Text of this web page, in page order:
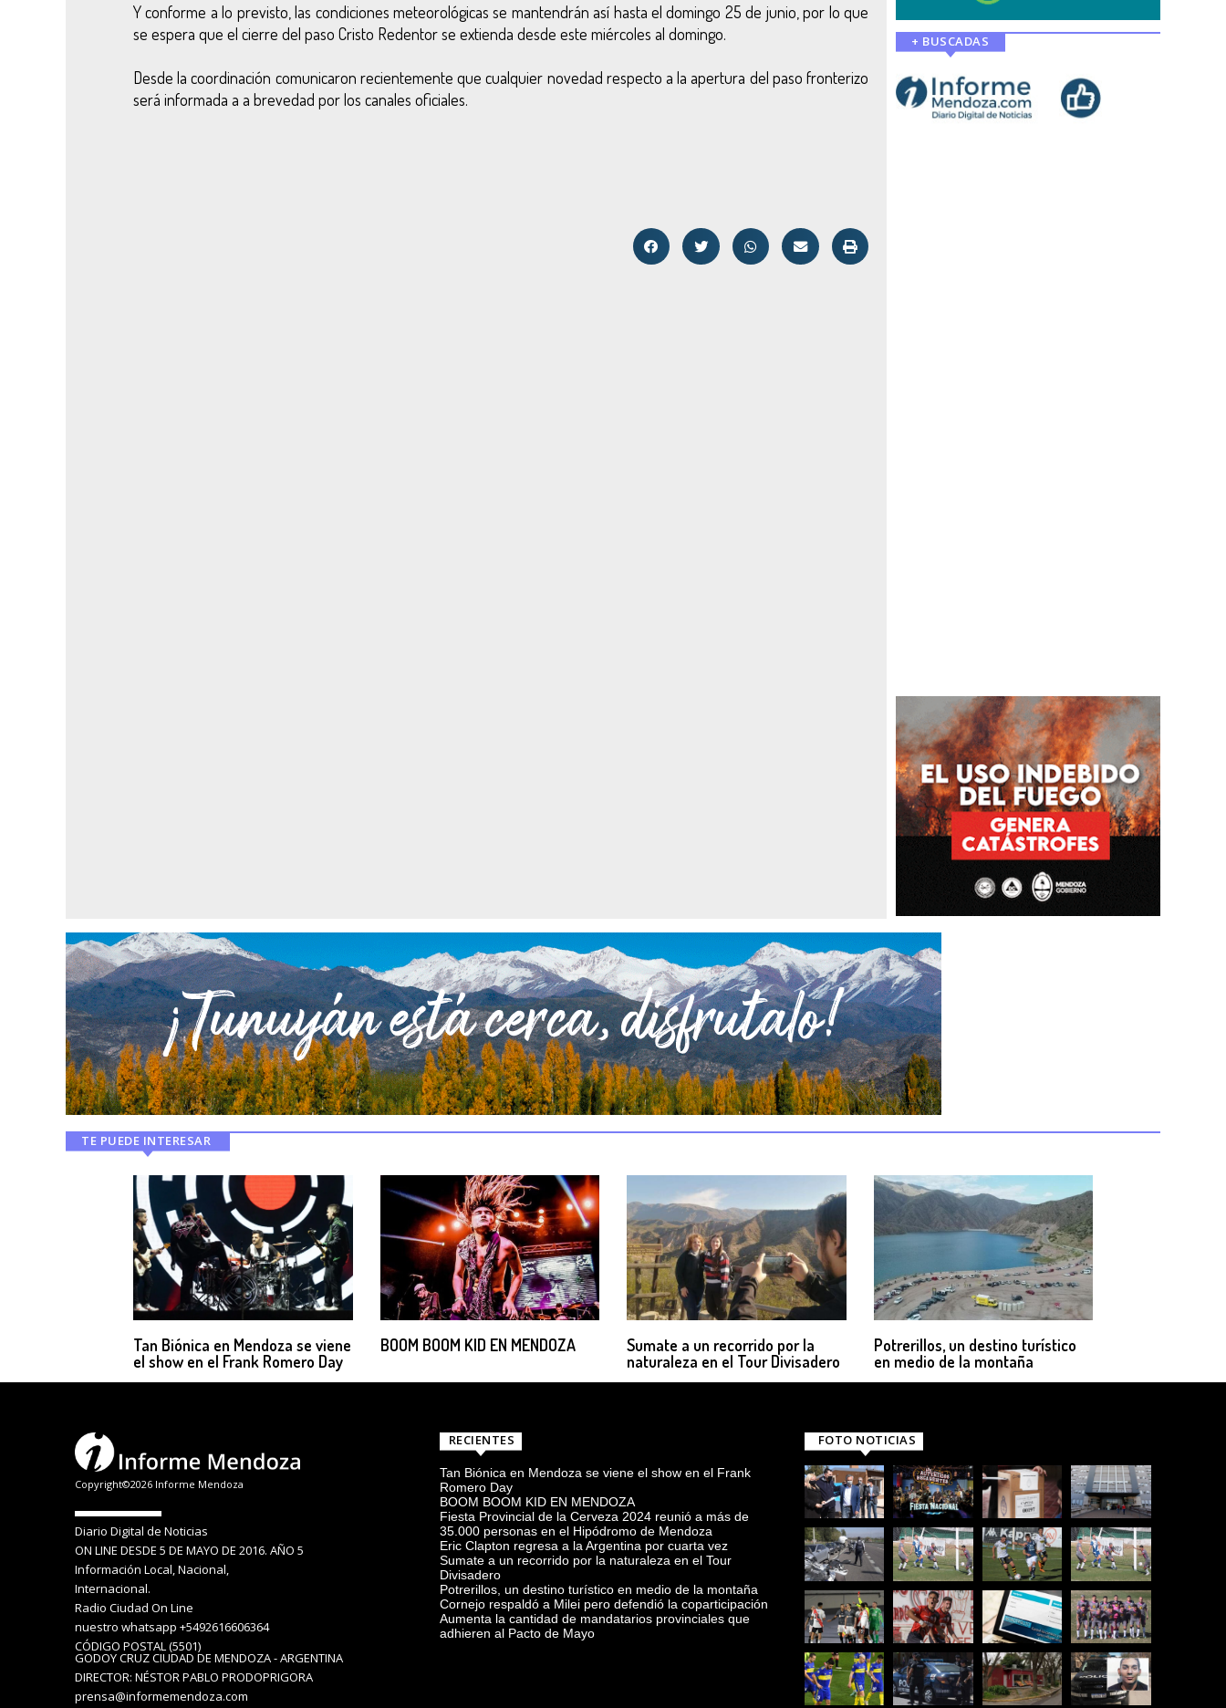
Y conforme a lo previsto, las condiciones meteorológicas se mantendrán así hasta el domingo 25 de junio, por lo que
se espera que el cierre del paso Cristo Redentor se extienda desde este miércoles al domingo.
Desde la coordinación comunicaron recientemente que cualquier novedad respecto a la apertura del paso fronterizo
será informada a a brevedad por los canales oficiales.
+ BUSCADAS
TE PUEDE INTERESAR
Tan Biónica en Mendoza se viene
el show en el Frank Romero Day
BOOM BOOM KID EN MENDOZA
Sumate a un recorrido por la
naturaleza en el Tour Divisadero
Potrerillos, un destino turístico
en medio de la montaña
Copyright©2026 Informe Mendoza
Diario Digital de Noticias
ON LINE DESDE 5 DE MAYO DE 2016. AÑO 5
Información Local, Nacional,
Internacional.
Radio Ciudad On Line
nuestro whatsapp +5492616606364
CÓDIGO POSTAL (5501)
GODOY CRUZ CIUDAD DE MENDOZA - ARGENTINA
DIRECTOR: NÉSTOR PABLO PRODOPRIGORA
prensa@informemendoza.com
RECIENTES
Tan Biónica en Mendoza se viene el show en el Frank
Romero Day
BOOM BOOM KID EN MENDOZA
Fiesta Provincial de la Cerveza 2024 reunió a más de
35.000 personas en el Hipódromo de Mendoza
Eric Clapton regresa a la Argentina por cuarta vez
Sumate a un recorrido por la naturaleza en el Tour
Divisadero
Potrerillos, un destino turístico en medio de la montaña
Cornejo respaldó a Milei pero defendió la coparticipación
Aumenta la cantidad de mandatarios provinciales que
adhieren al Pacto de Mayo
FOTO NOTICIAS